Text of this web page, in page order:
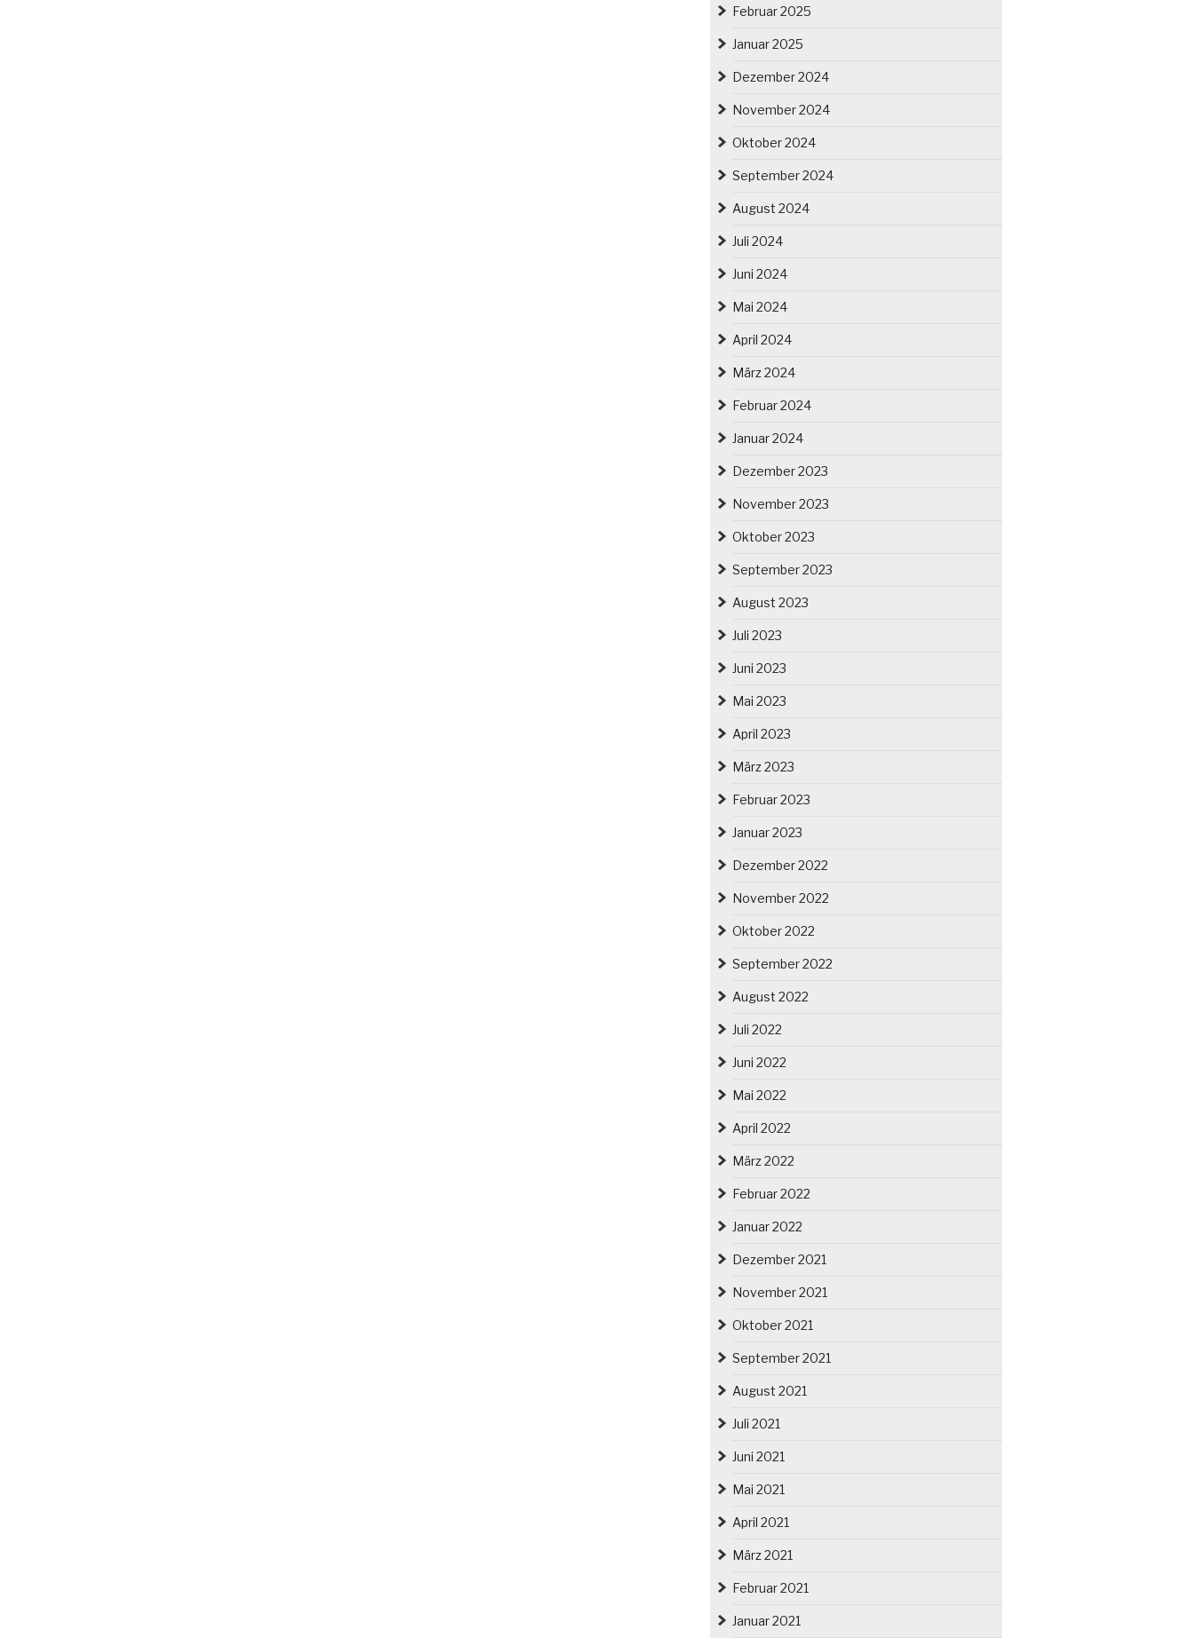
Februar 2025
Januar 2025
Dezember 2024
November 2024
Oktober 2024
September 2024
August 2024
Juli 2024
Juni 2024
Mai 2024
April 2024
März 2024
Februar 2024
Januar 2024
Dezember 2023
November 2023
Oktober 2023
September 2023
August 2023
Juli 2023
Juni 2023
Mai 2023
April 2023
März 2023
Februar 2023
Januar 2023
Dezember 2022
November 2022
Oktober 2022
September 2022
August 2022
Juli 2022
Juni 2022
Mai 2022
April 2022
März 2022
Februar 2022
Januar 2022
Dezember 2021
November 2021
Oktober 2021
September 2021
August 2021
Juli 2021
Juni 2021
Mai 2021
April 2021
März 2021
Februar 2021
Januar 2021